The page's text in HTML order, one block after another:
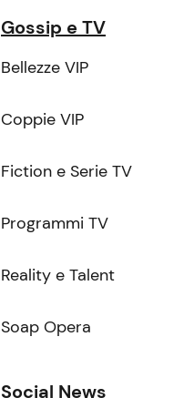
Gossip e TV
Bellezze VIP
Coppie VIP
Fiction e Serie TV
Programmi TV
Reality e Talent
Soap Opera
Social News